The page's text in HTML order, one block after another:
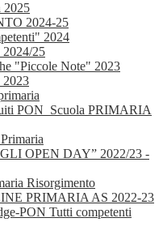
2025
2024-25
2024
2024/25
"Piccole Note" 2023
2023
PON_Scuola PRIMARIA
OPEN DAY” 2022/23 -
Risorgimento
PRIMARIA AS 2022-23
PON Tutti competenti